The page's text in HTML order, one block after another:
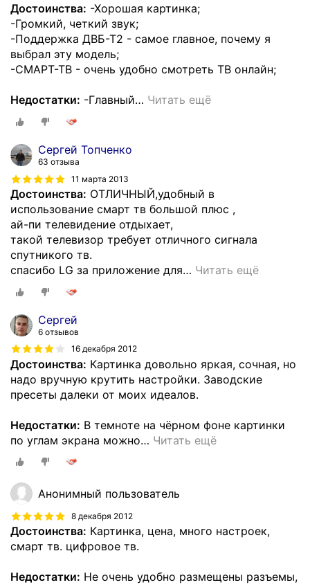
Достоинства: -Хорошая картинка;
-Громкий, четкий звук;
-Поддержка ДВБ-Т2 - самое главное, почему я
выбрал эту модель;
-СМАРТ-ТВ - очень удобно смотреть ТВ онлайн;
Недостатки: -Главный… Читать ещё
Сергей Топченко
63 отзыва
11 марта 2013
Достоинства: ОТЛИЧНЫЙ,удобный в
использование смарт тв большой плюс ,
ай-пи телевидение отдыхает,
такой телевизор требует отличного сигнала
спутникого тв.
спасибо LG за приложение для… Читать ещё
Сергей
6 отзывов
16 декабря 2012
Достоинства: Картинка довольно яркая, сочная, но
надо вручную крутить настройки. Заводские
пресеты далеки от моих идеалов.
Недостатки: В темноте на чёрном фоне картинки
по углам экрана можно… Читать ещё
Анонимный пользователь
8 декабря 2012
Достоинства: Картинка, цена, много настроек,
смарт тв. цифровое тв.
Недостатки: Не очень удобно размещены разъемы,